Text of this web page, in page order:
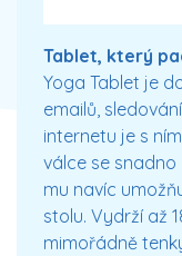
Tablet, který
Yoga Tablet je
emailů,
internetu je s
válce se
mu navíc
stolu. Vydrží až
mimořádně